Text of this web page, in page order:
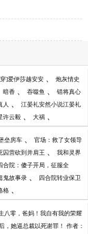
]爱伊莎越安安 、 炮灰情史
暗香 、 吞噬鱼 、 错将真心
人 、 江晏礼安然小说江晏礼
许云毅 、 大祸 、
垒房车 、 官场：救了女领导
囚营砍到并肩王 、 我和灵界
合院：傻子开局，征服全
鬼故事录 、 四合院转业保卫
格 、
八零，爸妈！我自有我的荣耀
，她逼总裁以死谢罪！ 作者：